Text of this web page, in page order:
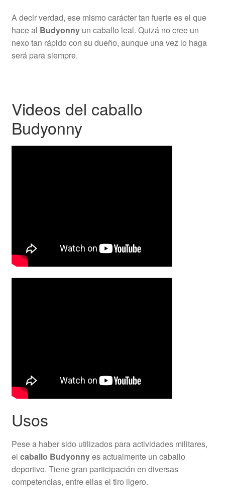
A decir verdad, ese mismo carácter tan fuerte es el que
hace al Budyonnyun caballo leal. Quizá no cree un
nexo tan rápido con su dueño, aunque una vez lo haga
será para siempre.
Videos del caballo
Budyonny
Usos
Pese a haber sido utilizados para actividades militares,
el caballo Budyonnyes actualmente un caballo
deportivo. Tiene gran participación en diversas
competencias, entre ellas el tiro ligero.